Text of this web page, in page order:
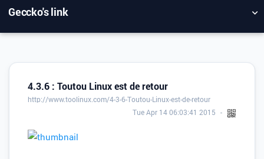
Geccko's link
4.3.6 : Toutou Linux est de retour
http://www.toolinux.com/4-3-6-Toutou-Linux-est-de-retour
Tue Apr 14 06:03:41 2015